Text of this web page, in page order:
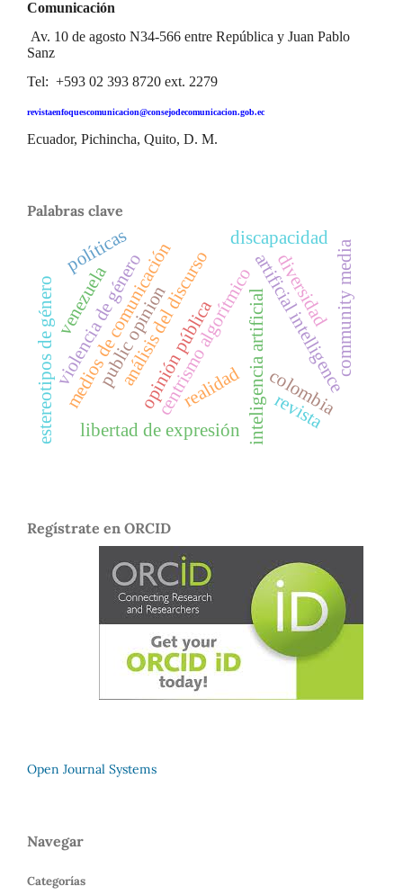
Comunicación
Av. 10 de agosto N34-566 entre República y Juan Pablo
Sanz
Tel: +593 02 393 8720 ext. 2279
revistaenfoquescomunicacion@consejodecomunicacion.gob.ec
Ecuador, Pichincha, Quito, D. M.
Palabras clave
inteligencia artificial
análisis del discurso
centrismo algorítmico
libertad de expresión
opinión pública artificial intelligence
public opinion
medios de comunicación
violencia de género
estereotipos de género
discapacidad
diversidad
realidad colombia
venezuela
políticas community media
revista
Regístrate en ORCID
Open Journal Systems
Navegar
Categorías